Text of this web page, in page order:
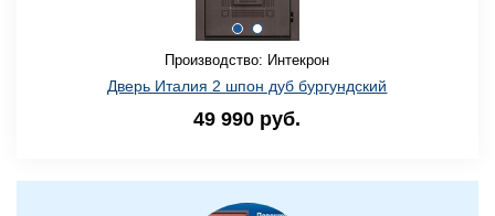
Производство: Интекрон
Дверь Италия 2 шпон дуб бургундский
49 990 руб.